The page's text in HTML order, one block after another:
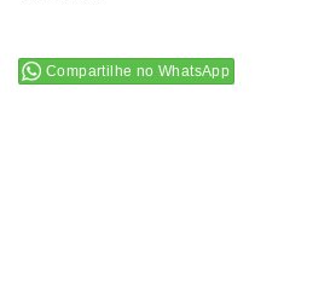
Compartilhe no WhatsApp